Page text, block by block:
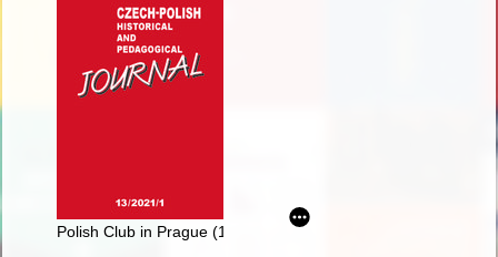
Polish Club in Prague (1887-2020)